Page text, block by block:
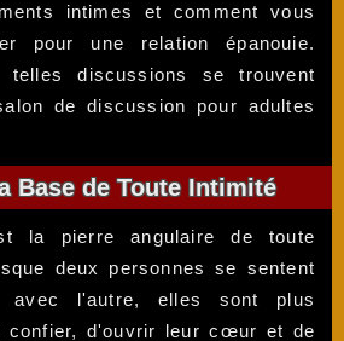
intimes et comment vous
pour une relation épanouie.
telles discussions se trouvent
de discussion pour adultes
Base de Toute Intimité
la pierre angulaire de toute
deux personnes se sentent
avec l'autre, elles sont plus
confier, d'ouvrir leur cœur et de